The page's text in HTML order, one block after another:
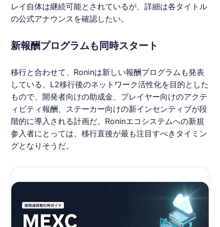
レイ自体は継続可能とされているが、詳細は各タイトル
の公式アナウンスを確認したい。
新報酬プログラムも同時スタート
移行と合わせて、 Roninは新しい報酬プログラムも発表
している。L2移行後のネットワーク活性化を目的とした
もので、開発者向けの助成金、プレイヤー向けのアクテ
ィビティ報酬、ステーカー向けの新インセンティブが段
階的に導入される計画だ。 Roninエコシステムへの新規
参入者にとっては、移行直後が最も注目すべきタイミン
グとなりそうだ。